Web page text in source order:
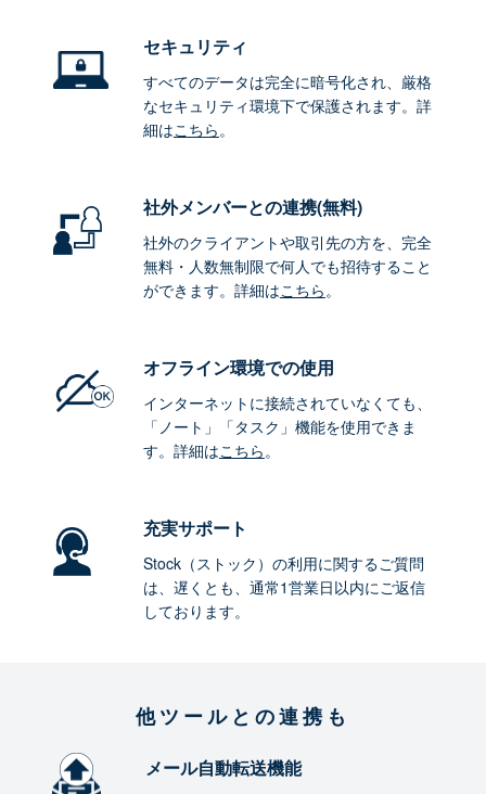
セキュリティ
すべてのデータは完全に暗号化され、厳格
なセキュリティ環境下で保護されます。詳
細はこちら。
社外メンバーとの連携(無料)
社外のクライアントや取引先の方を、完全
無料・人数無制限で何人でも招待すること
ができます。詳細はこちら。
オフライン環境での使用
インターネットに接続されていなくても、
「ノート」「タスク」機能を使用できま
す。詳細はこちら。
充実サポート
Stock（ストック）の利用に関するご質問
は、遅くとも、通常1営業日以内にご返信
しております。
他ツールとの連携も
メール自動転送機能